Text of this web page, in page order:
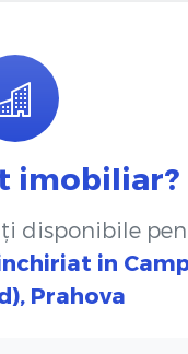
imobiliar?
disponibile
in
Prahova